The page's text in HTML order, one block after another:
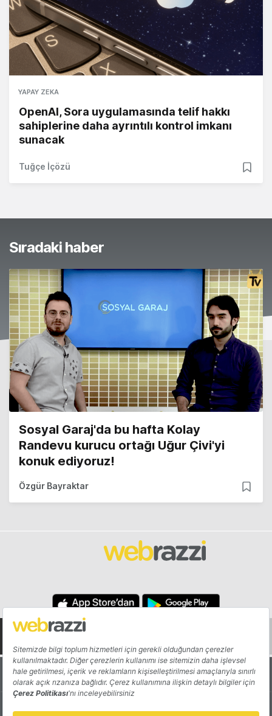
YAPAY ZEKA
OpenAI, Sora uygulamasında telif hakkı
sahiplerine daha ayrıntılı kontrol imkanı
sunacak
Tuğçe İçözü
Sıradaki haber
Sosyal Garaj'da bu hafta Kolay
Randevu kurucu ortağı Uğur Çivi'yi
konuk ediyoruz!
Özgür Bayraktar
Hakkında Yazarlar
Katkıda Bulun Reklam